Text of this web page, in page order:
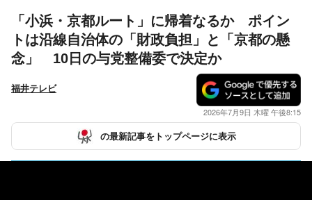
「小浜・京都ルート」に帰着なるか ポイン
トは沿線自治体の「財政負担」と「京都の懸
念」 10日の与党整備委で決定か
福井テレビ
2026年7月9日 木曜 午後8:15
の最新記事をトップページに表示